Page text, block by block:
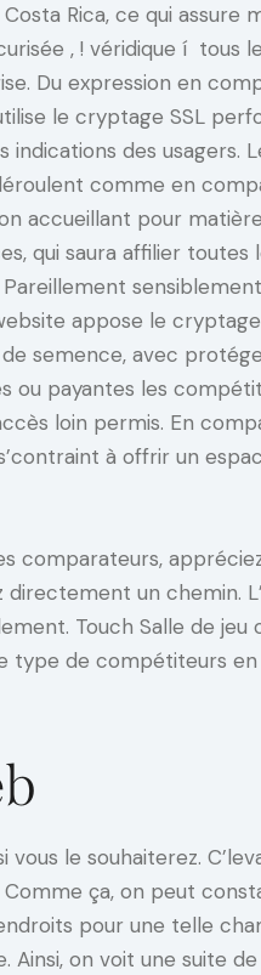
Rica, ce qui assure
, ! véridique í tous
Du expression en
le cryptage SSL
indications des usagers.
comme en
accueillant pour
qui saura affilier toutes
appose le cryptage
semence, avec
ou payantes les
loin permis. En
à offrir un
comparateurs,
directement un chemin.
Touch Salle de
type de compétiteurs
le souhaiterez.
ça, on peut
pour une telle
Ainsi, on voit une suite